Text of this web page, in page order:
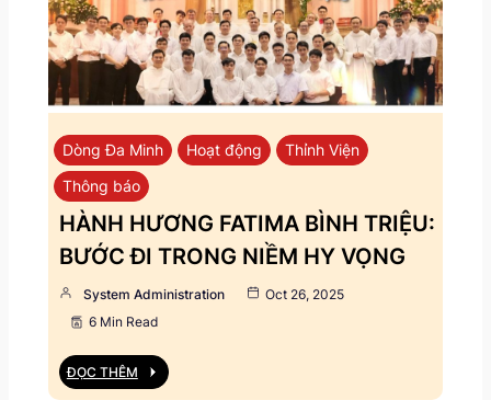
Dòng Đa Minh Hoạt động
Thỉnh Viện
Thông báo
HÀNH HƯƠNG FATIMA BÌNH TRIỆU:
BƯỚC ĐI TRONG NIỀM HY VỌNG
System Administration
Oct 26, 2025
6 Min Read
ĐỌC THÊM